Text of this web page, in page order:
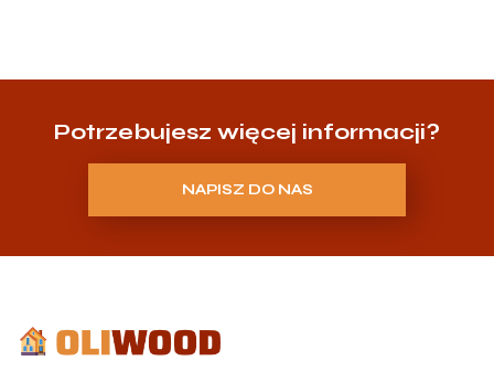
Potrzebujesz więcej informacji?
NAPISZ DO NAS